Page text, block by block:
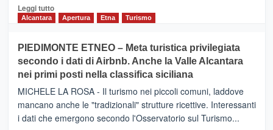
Leggi tuttoLeggi
CATANIA
–
Inaugurato
il
nuovo
collegamento
tra
Alcantara Apertura Etna Turismo
PIEDIMONTE ETNEO – Meta turistica privilegiata
secondo i dati di Airbnb. Anche la Valle Alcantara
nei primi posti nella classifica siciliana
MICHELE LA ROSA - Il turismo nei piccoli comuni, laddove
mancano anche le "tradizionali" strutture ricettive. Interessanti
i dati che emergono secondo l'Osservatorio sul Turismo...